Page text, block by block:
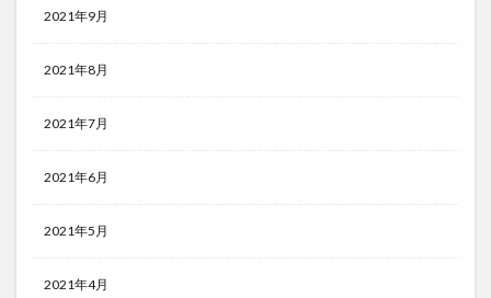
2021年9月
2021年8月
2021年7月
2021年6月
2021年5月
2021年4月